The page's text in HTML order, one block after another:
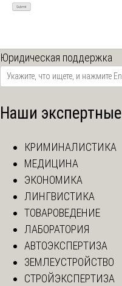
Юридическая поддержка
Наши
КРИМИНАЛИСТИКА
МЕДИЦИНА
ЭКОНОМИКА
ЛИНГВИСТИКА
ТОВАРОВЕДЕНИЕ
ЛАБОРАТОРИЯ
АВТОЭКСПЕРТИЗА
ЗЕМЛЕУСТРОЙСТВО
СТРОЙЭКСПЕРТИЗА